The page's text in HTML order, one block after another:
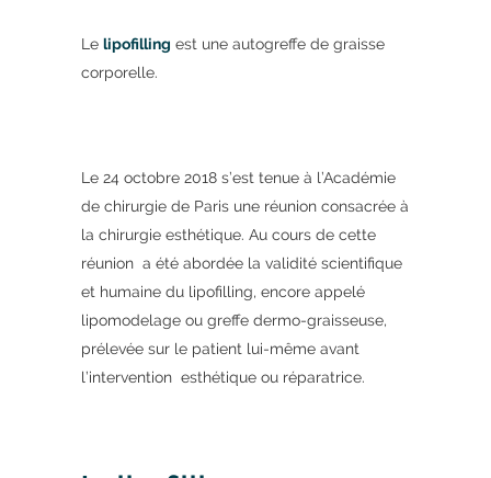
Le lipofilling est une autogreffe de graisse
corporelle.
Le 24 octobre 2018 s’est tenue à l’Académie
de chirurgie de Paris une réunion consacrée à
la chirurgie esthétique. Au cours de cette
réunion a été abordée la validité scientifique
et humaine du lipofilling, encore appelé
lipomodelage ou greffe dermo-graisseuse,
prélevée sur le patient lui-même avant
l’intervention esthétique ou réparatrice.